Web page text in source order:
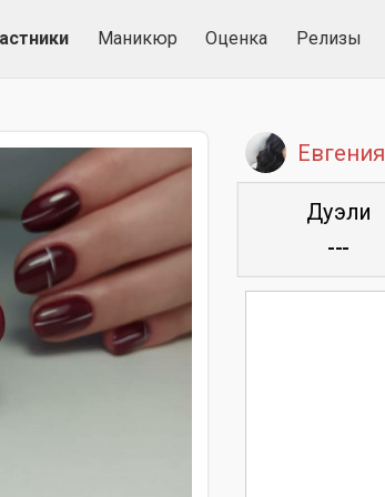
Маникюр Оценка Релизы
Евгения
Дуэли
---